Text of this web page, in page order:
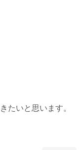
たいと思います。